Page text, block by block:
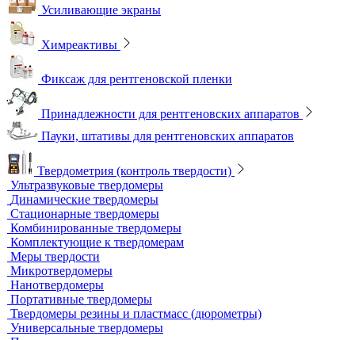
Принадлежности для рентгенографии
Гибкие кассеты для рентгеновской пленки
Литеры маркировочные
Магнитные держатели для рентгеновской пленки
Маркировочные знаки для радиографического контроля
Проволочные эталоны чувствительности
Универсальный шаблон радиографа
Эталоны чувствительности канавочные (ЭЧК)
Резаки
Рентгеновская плёнка
Рентгеновские аппараты постоянного действия
Усиливающие экраны
Химреактивы
Фиксаж для рентгеновской пленки
Принадлежности для рентгеновских аппаратов
Пауки, штативы для рентгеновских аппаратов